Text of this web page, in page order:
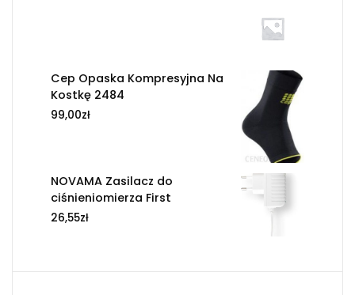
Cep Opaska Kompresyjna Na
Kostkę 2484
99,00zł
NOVAMA Zasilacz do
ciśnieniomierza First
26,55zł